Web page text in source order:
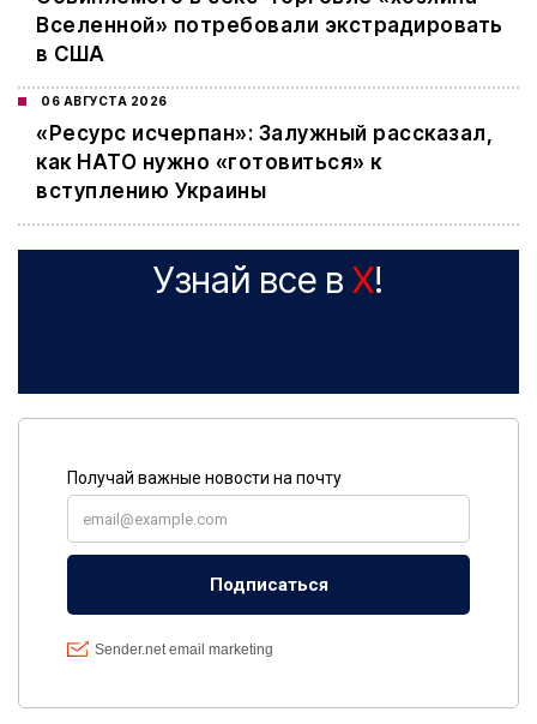
Вселенной» потребовали экстрадировать
в США
06 АВГУСТА 2026
«Ресурс исчерпан»: Залужный рассказал,
как НАТО нужно «готовиться» к
вступлению Украины
Узнай все в X!